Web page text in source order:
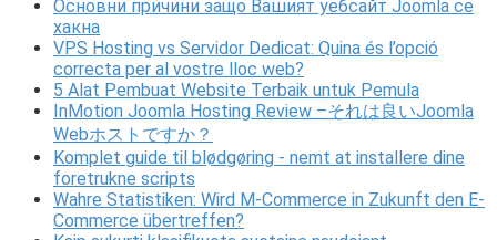
Основни причини защо Вашият уебсайт Joomla се
хакна
VPS Hosting vs Servidor Dedicat: Quina és l’opció
correcta per al vostre lloc web?
5 Alat Pembuat Website Terbaik untuk Pemula
InMotion Joomla Hosting Review –それは良いJoomla
Webホストですか？
Komplet guide til blødgøring - nemt at installere dine
foretrukne scripts
Wahre Statistiken: Wird M-Commerce in Zukunft den E-
Commerce übertreffen?